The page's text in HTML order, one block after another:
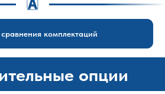
комплектаций
опции